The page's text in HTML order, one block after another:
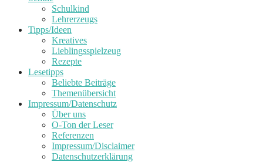
Schulkind
Lehrerzeugs
Tipps/Ideen
Kreatives
Lieblingsspielzeug
Rezepte
Lesetipps
Beliebte Beiträge
Themenübersicht
Impressum/Datenschutz
Über uns
O-Ton der Leser
Referenzen
Impressum/Disclaimer
Datenschutzerklärung